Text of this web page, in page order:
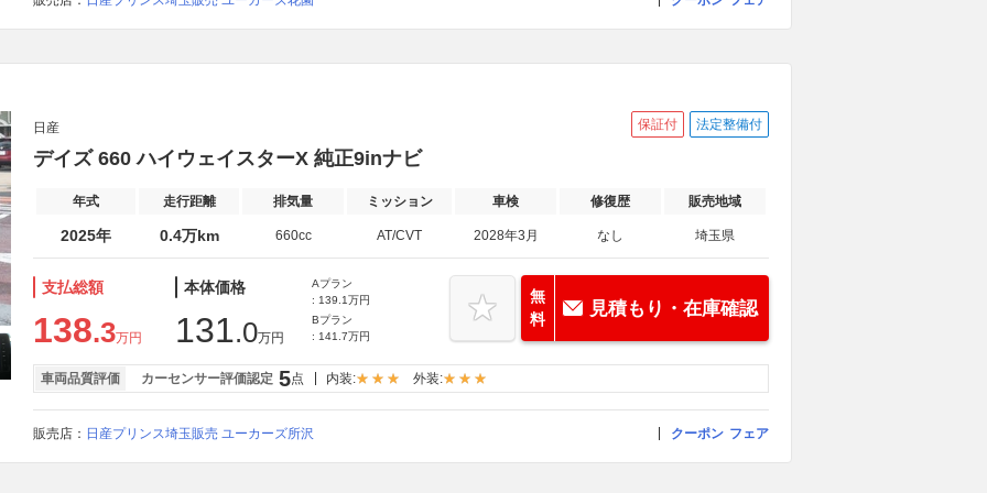
日産 保証付 法定整備付
デイズ 660 ハイウェイスターX 純正9inナビ
年式 走行距離 排気量 ミッション 車検 修復歴 販売地域
2025年 0.4万km 660cc AT/CVT 2028年3月 なし 埼玉県
支払総額
138.3万円
本体価格
131.0万円
Aプラン
: 139.1万円
Bプラン
: 141.7万円
無
料
見積もり・在庫確認
車両品質評価 カーセンサー評価認定 5点 内装: 外装:
販売店： 日産プリンス埼玉販売 ユーカーズ所沢 クーポン フェア